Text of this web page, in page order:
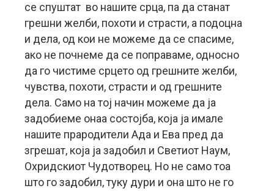
се спуштат во нашите срца, па да станат
грешни желби, похоти и страсти, а подоцна
и дела, од кои не можеме да се спасиме,
ако не почнеме да се поправаме, односно
да го чистиме срцето од грешните желби,
чувства, похоти, страсти и од грешните
дела. Само на тој начин можеме да ја
задобиеме онаа состојба, која ја имале
нашите прародители Ада и Ева пред да
згрешат, која ја задобил и Светиот Наум,
Охридскиот Чудотворец. Но не само тоа
што го задобил, туку дури и она што не го